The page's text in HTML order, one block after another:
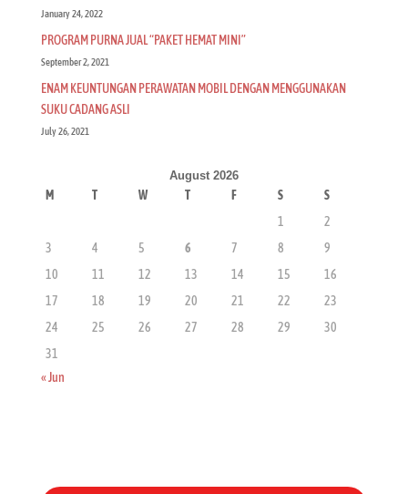
January 24, 2022
PROGRAM PURNA JUAL “PAKET HEMAT MINI”
September 2, 2021
ENAM KEUNTUNGAN PERAWATAN MOBIL DENGAN MENGGUNAKAN
SUKU CADANG ASLI
July 26, 2021
August 2026
M T W T F S
S
1
2
3
4 5 6 7 8
9
10
11 12 13 14 15
16
17
18 19 20 21 22
23
24
25 26 27 28 29
30
31
« Jun